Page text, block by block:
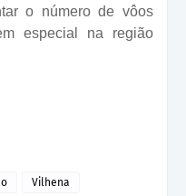
o número de vôos
especial na região
Vilhena